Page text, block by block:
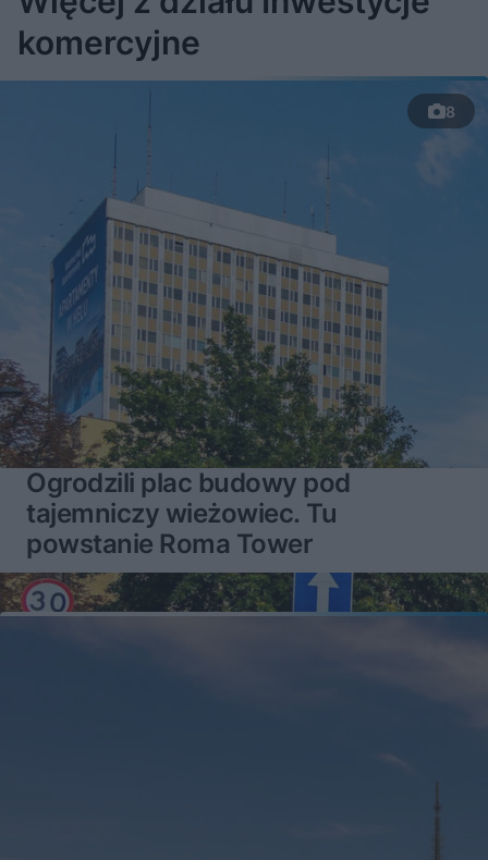
komercyjne
8
Ogrodzili plac budowy pod
tajemniczy wieżowiec. Tu
powstanie Roma Tower